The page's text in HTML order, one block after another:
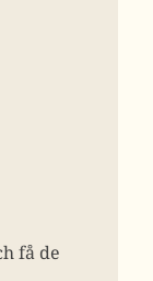
få de